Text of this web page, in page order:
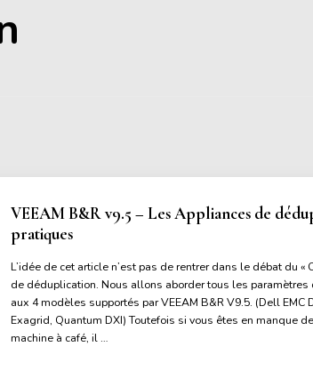
VEEAM B&R v9.5 – Les Appliances de
pratiques
L’idée de cet article n’est pas de rentrer dans le débat du «
de déduplication. Nous allons aborder tous les
aux 4 modèles supportés par VEEAM B&R V9.5. (Dell EMC
Exagrid, Quantum DXI) Toutefois si vous êtes en manque
machine à café, il …